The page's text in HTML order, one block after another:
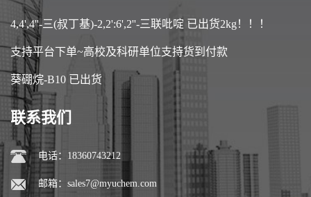
4,4',4''-三(叔丁基)-2,2':6',2''-三联吡啶 已出货2kg！！！
支持平台下单~高校及科研单位支持货到付款
葵硼烷-B10 已出货
联系我们
电话：18360743212
邮箱： sales7@myuchem.com